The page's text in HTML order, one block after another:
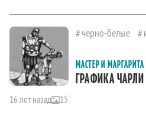
черно-белые
МАСТЕР И МАРГАРИТА
ГРАФИКА
16 лет назад 15